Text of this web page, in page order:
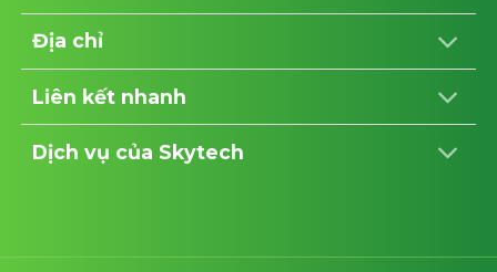
Địa chỉ
Liên kết nhanh
Dịch vụ của Skytech